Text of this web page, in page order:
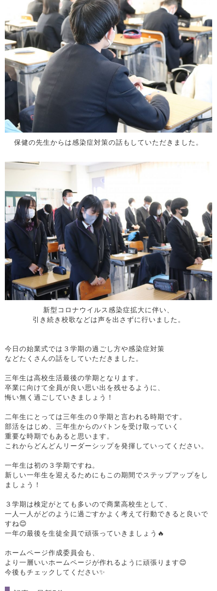
保健の先生からは感染症対策の話もしていただきました。
新型コロナウイルス感染症拡大に伴い、
引き続き校歌などは声を出さずに行いました。
今日の始業式では３学期の過ごし方や感染症対策
などたくさんの話をしていただきました。
三年生は高校生活最後の学期となります。
卒業に向けて全員が良い思い出を残せるように、
悔い無く過ごしていきましょう！
二年生にとっては三年生の０学期と言われる時期です。
部活をはじめ、三年生からのバトンを受け取っていく
重要な時期でもあると思います。
これからどんどんリーダーシップを発揮していってください。
一年生は初の３学期ですね。
新しい一年生を迎えるためにもこの期間でステップアップをし
ましょう！
３学期は検定がとても多いので商業高校生として、
一人一人がどのように過ごすかよく考えて行動できると良いで
すね😊
一年の最後を生徒全員で頑張っていきましょう🔥
ホームページ作成委員会も、
より一層いいホームページが作れるように頑張ります😊
今後もチェックしてください✨